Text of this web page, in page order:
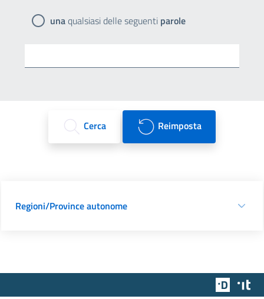
unaqualsiasi delle seguenti parole
Cerca Reimposta
Regioni/Province autonome
Team